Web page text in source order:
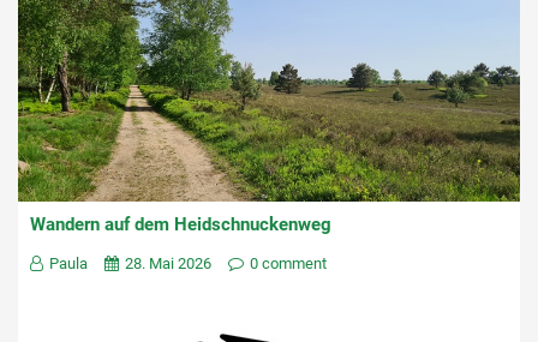
Wandern auf dem Heidschnuckenweg
Paula 28. Mai 2026 0 comment